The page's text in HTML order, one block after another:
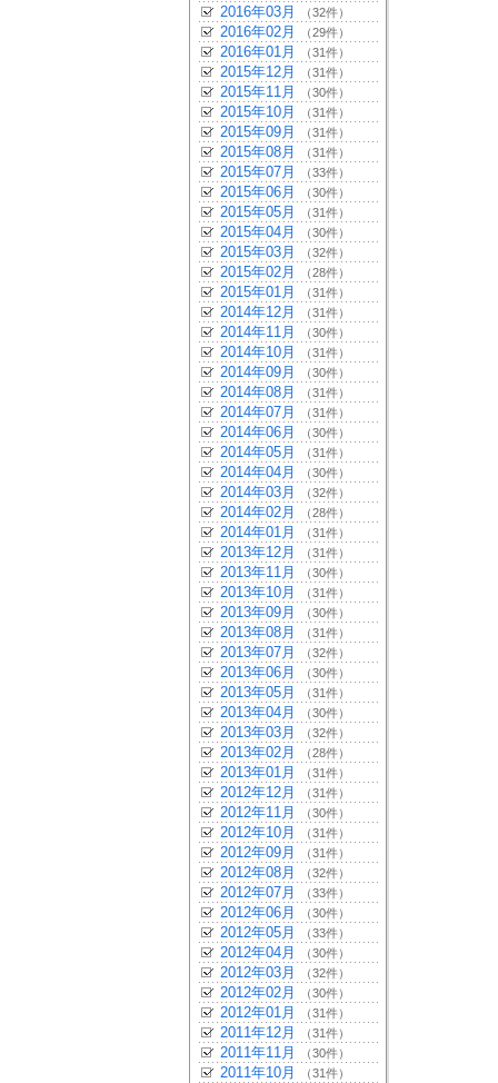
2016年03月 （32件）
2016年02月 （29件）
2016年01月 （31件）
2015年12月 （31件）
2015年11月 （30件）
2015年10月 （31件）
2015年09月 （31件）
2015年08月 （31件）
2015年07月 （33件）
2015年06月 （30件）
2015年05月 （31件）
2015年04月 （30件）
2015年03月 （32件）
2015年02月 （28件）
2015年01月 （31件）
2014年12月 （31件）
2014年11月 （30件）
2014年10月 （31件）
2014年09月 （30件）
2014年08月 （31件）
2014年07月 （31件）
2014年06月 （30件）
2014年05月 （31件）
2014年04月 （30件）
2014年03月 （32件）
2014年02月 （28件）
2014年01月 （31件）
2013年12月 （31件）
2013年11月 （30件）
2013年10月 （31件）
2013年09月 （30件）
2013年08月 （31件）
2013年07月 （32件）
2013年06月 （30件）
2013年05月 （31件）
2013年04月 （30件）
2013年03月 （32件）
2013年02月 （28件）
2013年01月 （31件）
2012年12月 （31件）
2012年11月 （30件）
2012年10月 （31件）
2012年09月 （31件）
2012年08月 （32件）
2012年07月 （33件）
2012年06月 （30件）
2012年05月 （33件）
2012年04月 （30件）
2012年03月 （32件）
2012年02月 （30件）
2012年01月 （31件）
2011年12月 （31件）
2011年11月 （30件）
2011年10月 （31件）